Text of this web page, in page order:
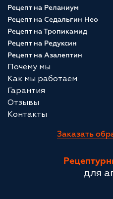
для
Рецепт на Реланиум
Рецепт на Седальгин Нео
Рецепт на Тропикамид
Рецепт на Редуксин
Рецепт на Азалептин
Почему мы
Как мы работаем
Гарантия
Отзывы
Контакты
Заказать